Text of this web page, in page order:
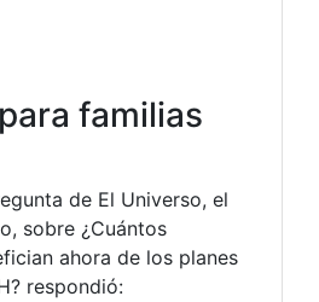
familias
de El Universo, el
sobre ¿Cuántos
ahora de los planes
respondió: